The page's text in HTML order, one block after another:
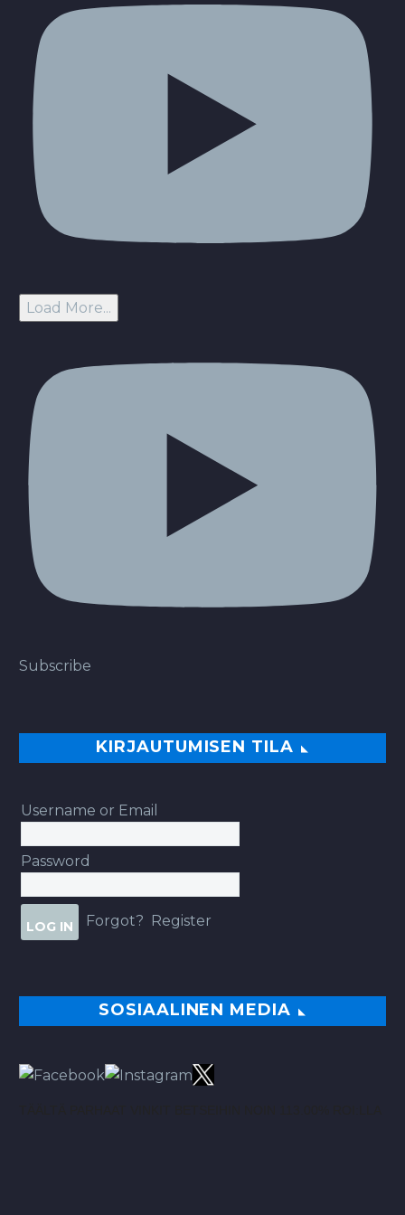
Load More...
Subscribe
KIRJAUTUMISEN TILA
Username or Email
Password
Forgot? Register
SOSIAALINEN MEDIA